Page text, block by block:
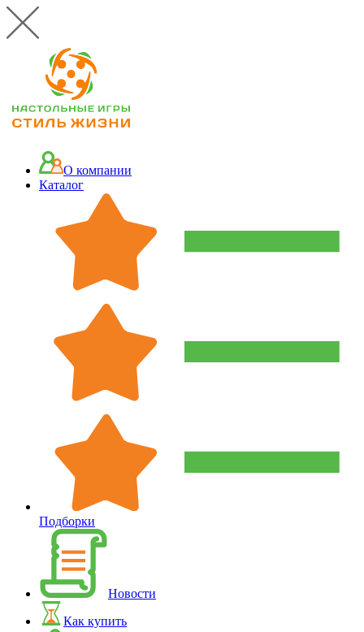
О компании
Каталог
Подборки
Новости
Как купить